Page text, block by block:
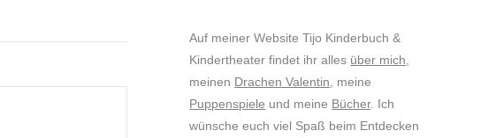
Auf meiner Website Tijo Kinderbuch &
Kindertheater findet ihr alles über mich
meinen Drachen Valentin , meine
Puppenspiele und meine Bücher. Ich
wünsche euch viel Spaß beim Entdecken